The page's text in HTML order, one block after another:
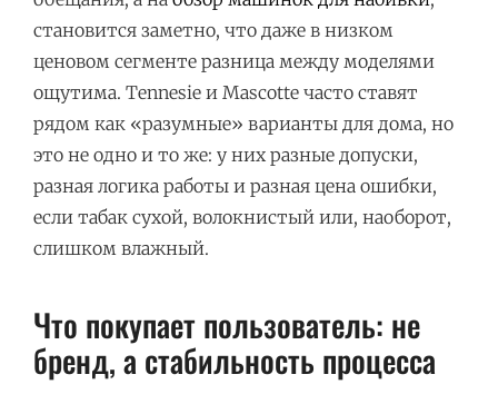
становится заметно, что даже в низком
ценовом сегменте разница между моделями
ощутима. Tennesie и Mascotte часто ставят
рядом как «разумные» варианты для дома, но
это не одно и то же: у них разные допуски,
разная логика работы и разная цена ошибки,
если табак сухой, волокнистый или, наоборот,
слишком влажный.
Что покупает пользователь: не
бренд, а стабильность процесса